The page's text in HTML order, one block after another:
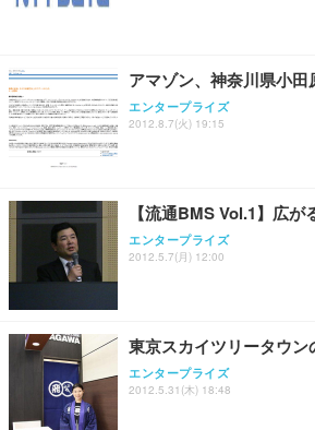
アマゾン、神奈川県小
エンタープライズ
2012.8.7(火) 19:15
【流通BMS Vol.1】広
エンタープライズ
2012.5.7(月) 12:00
東京スカイツリータウ
エンタープライズ
2012.5.31(木) 18:48